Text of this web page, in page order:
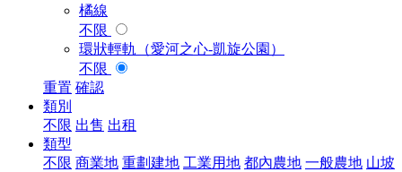
橘線
不限
環狀輕軌（愛河之心-凱旋公園）
不限
重置 確認
類別
不限 出售 出租
類型
不限 商業地 重劃建地 工業用地 都內農地 一般農地 山坡